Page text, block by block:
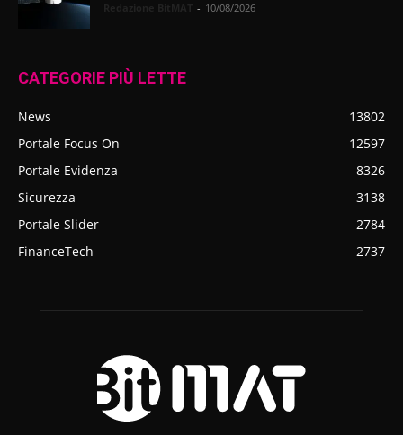
- 10/08/2026
CATEGORIE PIÙ LETTE
News
13802
Portale Focus On
12597
Portale Evidenza
8326
Sicurezza
3138
Portale Slider
2784
FinanceTech
2737